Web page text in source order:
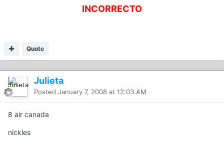
INCORRECTO
Quote
Julieta
Posted January 7, 2008 at 12:03 AM
8 air canada
nickles